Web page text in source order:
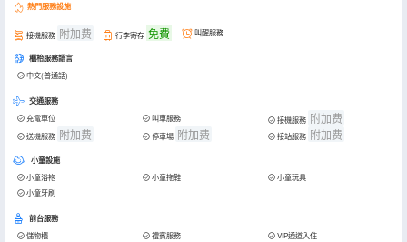
熱門服務設施
接機服務 附加费 行李寄存 免費 叫醒服務
櫃枱服務語言
中文(普通話)
交通服務
充電車位 叫車服務 接機服務 附加费
送機服務 附加费 停車場 附加费 接站服務 附加费
小童設施
小童浴袍 小童拖鞋
小童玩具
小童牙刷
前台服務
儲物櫃 禮賓服務
VIP通道入住